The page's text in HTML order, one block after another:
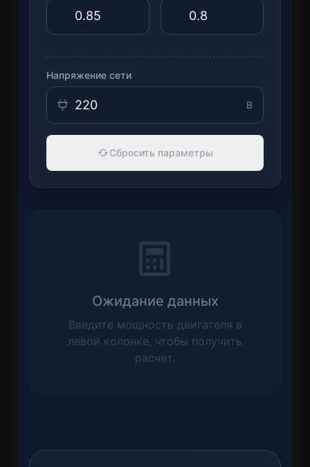
Напряжение сети
В
Сбросить параметры
Ожидание данных
Введите мощность двигателя в
левой колонке, чтобы получить
расчет.